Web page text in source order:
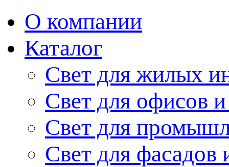
О компании
Каталог
Свет для жилых
Свет для офисов
Свет для
Свет для фасадов